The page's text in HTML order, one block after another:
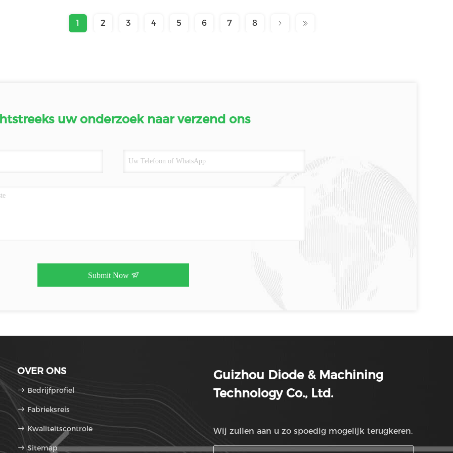
1 2 3 4 5 6 7 8
uw onderzoek naar verzend ons
Submit Now
OVER ONS
Bedrijfprofiel
Fabrieksreis
Kwaliteitscontrole
Sitemap
Guizhou Diode & Machining
Technology Co., Ltd.
Wij zullen aan u zo spoedig mogelijk terugkeren.